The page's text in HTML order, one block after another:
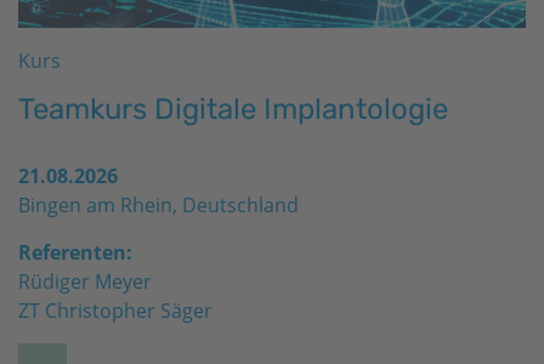
Kurs
Teamkurs Digitale Implantologie
21.08.2026
Bingen am Rhein, Deutschland
Referenten:
Rüdiger Meyer
ZT Christopher Säger